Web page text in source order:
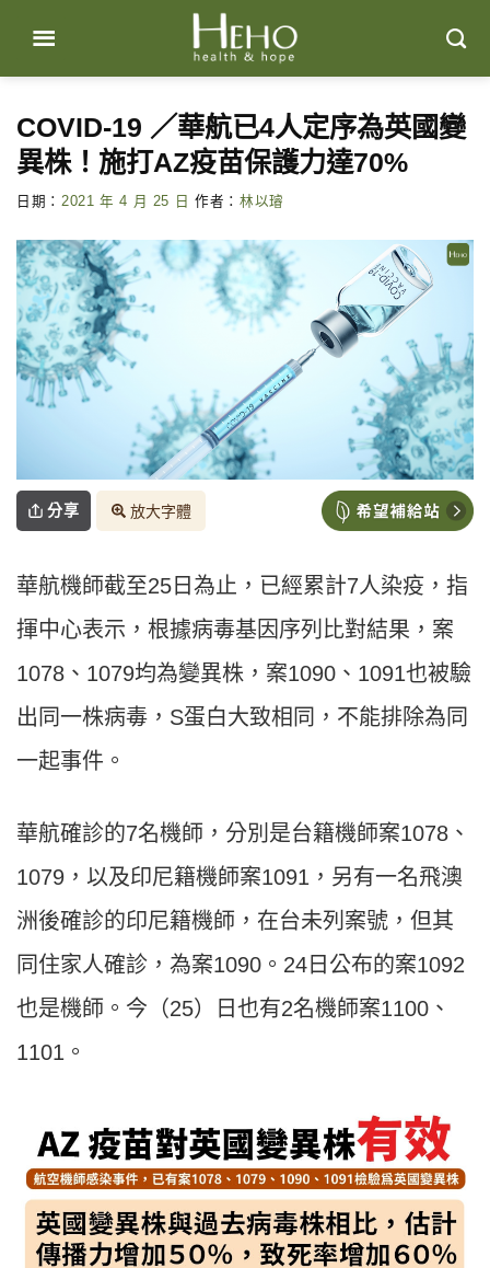
content
COVID-19 ／華航已4人定序為英國變
異株！施打AZ疫苗保護力達70%
日期： 2021 年 4 月 25 日 作者： 林以璿
分享 放大字體
華航機師截至25日為止，已經累計7人染疫，指
揮中心表示，根據病毒基因序列比對結果，案
1078、1079均為變異株，案1090、1091也被驗
出同一株病毒，S蛋白大致相同，不能排除為同
一起事件。
華航確診的7名機師，分別是台籍機師案1078、
1079，以及印尼籍機師案1091，另有一名飛澳
洲後確診的印尼籍機師，在台未列案號，但其
同住家人確診，為案1090。24日公布的案1092
也是機師。今（25）日也有2名機師案1100、
1101。